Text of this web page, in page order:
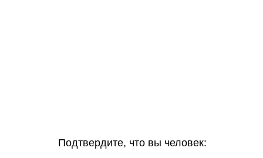
Подтвердите, что вы человек: